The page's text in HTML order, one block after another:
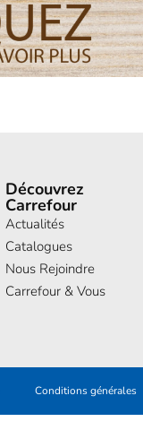
Découvrez
Carrefour
Actualités
Catalogues
Nous Rejoindre
Carrefour & Vous
Conditions générales